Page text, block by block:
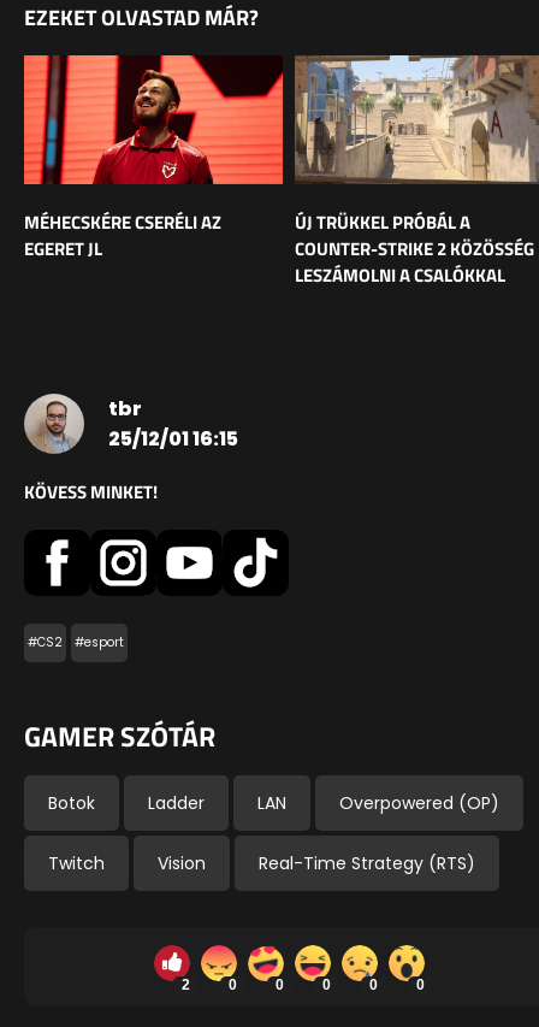
EZEKET OLVASTAD MÁR?
MÉHECSKÉRE CSERÉLI AZ
EGERET JL
ÚJ TRÜKKEL PRÓBÁL A
COUNTER-STRIKE 2 KÖZÖSSÉG
LESZÁMOLNI A CSALÓKKAL
tbr
25/12/01 16:15
KÖVESS MINKET!
#CS2 #esport
GAMER SZÓTÁR
Botok Ladder LAN Overpowered (OP)
Twitch Vision Real-Time Strategy (RTS)
2 0 0 0 0 0